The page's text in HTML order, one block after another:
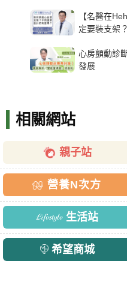
【名醫在
定要裝支架
心房顫動診
發展
相關網站
親子站
營養N次方
生活站
希望商城